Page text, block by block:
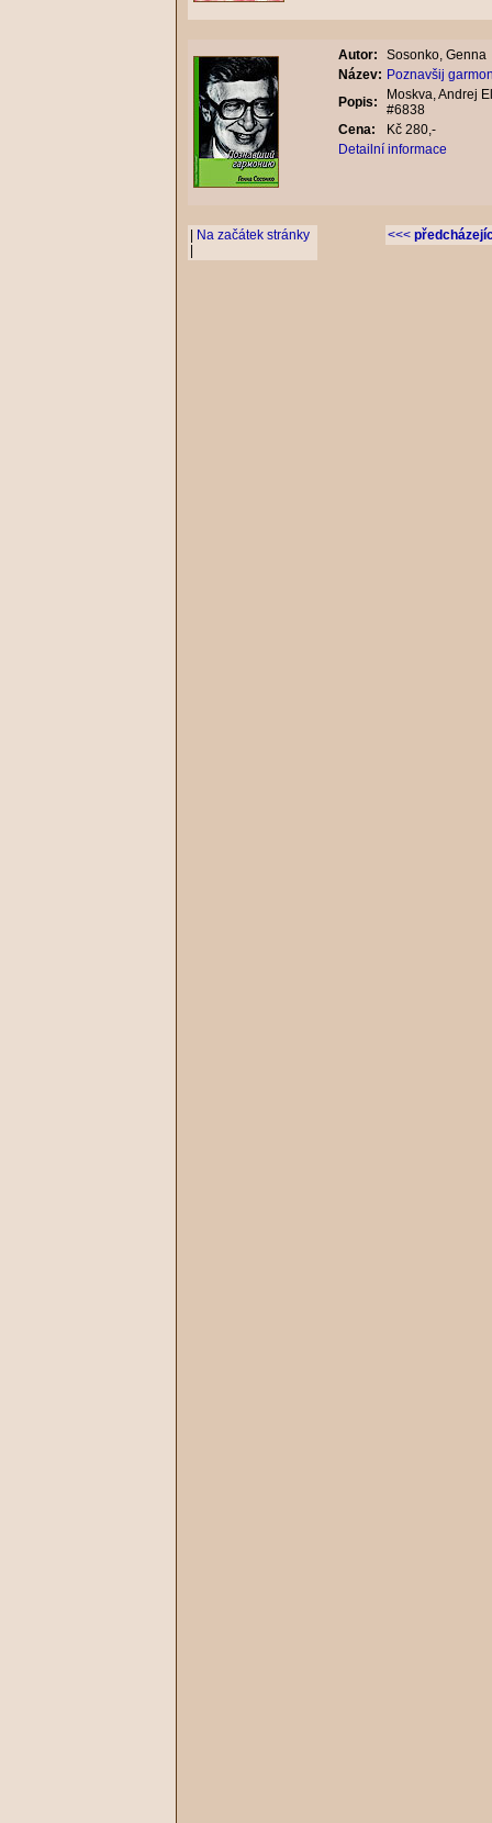
Autor:
Sosonko, Genna
Název: Poznavšij
Popis:
Moskva, Andrej
#6838
Cena:
Kč 280,-
Detailní informace
<<<
Na začátek stránky